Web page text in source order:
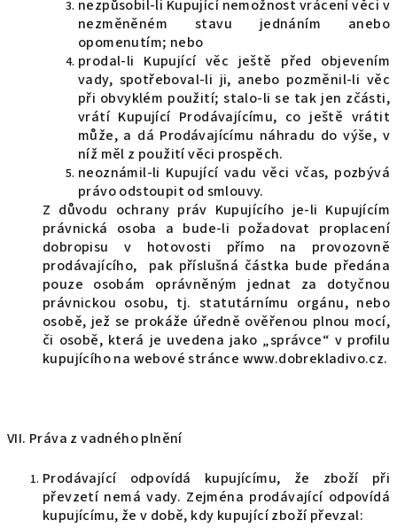
nezpůsobil-li Kupující nemožnost vrácení věci v
nezměněném stavu jednáním anebo
opomenutím; nebo
prodal-li Kupující věc ještě před objevením
vady, spotřeboval-li ji, anebo pozměnil-li věc
při obvyklém použití; stalo-li se tak jen zčásti,
vrátí Kupující Prodávajícímu, co ještě vrátit
může, a dá Prodávajícímu náhradu do výše, v
níž měl z použití věci prospěch.
neoznámil-li Kupující vadu věci včas, pozbývá
právo odstoupit od smlouvy.
Z důvodu ochrany práv Kupujícího je-li Kupujícím
právnická osoba a bude-li požadovat proplacení
dobropisu v hotovosti přímo na provozovně
prodávajícího, pak příslušná částka bude předána
pouze osobám oprávněným jednat za dotyčnou
právnickou osobu, tj. statutárnímu orgánu, nebo
osobě, jež se prokáže úředně ověřenou plnou mocí,
či osobě, která je uvedena jako „správce“ v profilu
kupujícího na webové stránce www.dobrekladivo.cz.
VII. Práva z vadného plnění
Prodávající odpovídá kupujícímu, že zboží při
převzetí nemá vady. Zejména prodávající odpovídá
kupujícímu, že v době, kdy kupující zboží převzal: